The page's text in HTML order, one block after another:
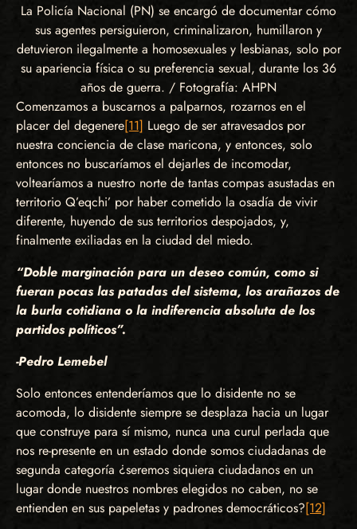
La Policía Nacional (PN) se encargó de documentar cómo
sus agentes persiguieron, criminalizaron, humillaron y
detuvieron ilegalmente a homosexuales y lesbianas, solo por
su apariencia física o su preferencia sexual, durante los 36
años de guerra. / Fotografía: AHPN
Comenzamos a buscarnos a palparnos, rozarnos en el
placer del degenere[11] Luego de ser atravesados por
nuestra conciencia de clase maricona, y entonces, solo
entonces no buscaríamos el dejarles de incomodar,
voltearíamos a nuestro norte de tantas compas asustadas en
territorio Q’eqchi’ por haber cometido la osadía de vivir
diferente, huyendo de sus territorios despojados, y,
finalmente exiliadas en la ciudad del miedo.
“Doble marginación para un deseo común, como si
fueran pocas las patadas del sistema, los arañazos de
la burla cotidiana o la indiferencia absoluta de los
partidos políticos”.
-Pedro Lemebel
Solo entonces entenderíamos que lo disidente no se
acomoda, lo disidente siempre se desplaza hacia un lugar
que construye para sí mismo, nunca una curul perlada que
nos re-presente en un estado donde somos ciudadanas de
segunda categoría ¿seremos siquiera ciudadanos en un
lugar donde nuestros nombres elegidos no caben, no se
entienden en sus papeletas y padrones democráticos?[12]